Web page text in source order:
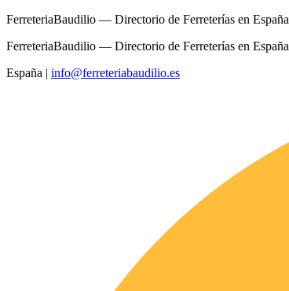
FerreteriaBaudilio — Directorio de Ferreterías en España
FerreteriaBaudilio — Directorio de Ferreterías en España
España | info@ferreteriabaudilio.es